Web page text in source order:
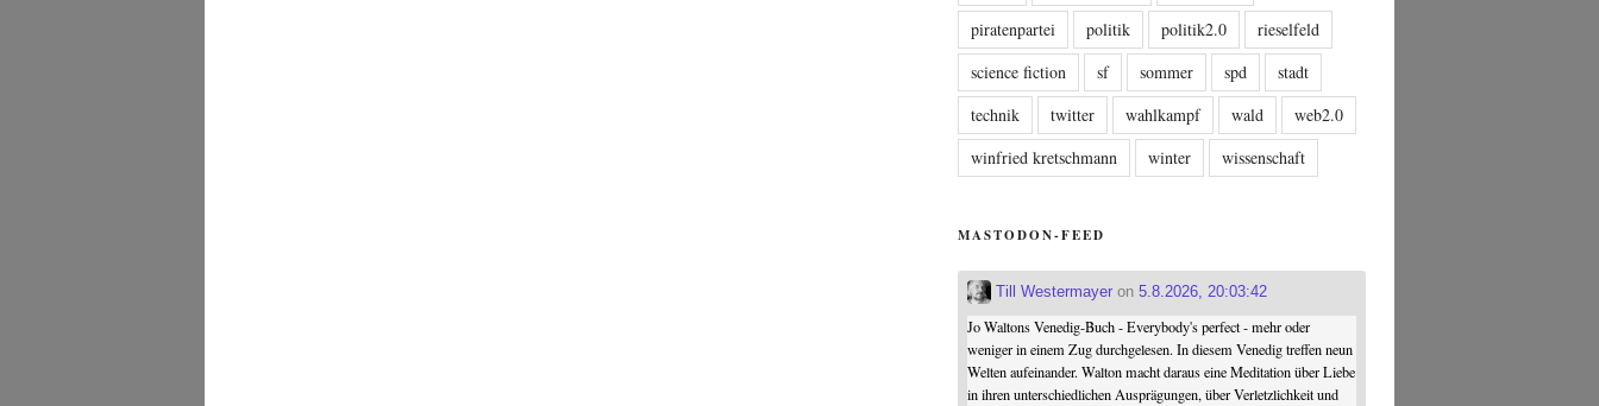
piratenpartei
politik politik2.0
rieselfeld
science fiction
sf sommer spd
stadt
technik
twitter wahlkampf wald
web2.0
winfried kretschmann
winter wissenschaft
MASTODON-FEED
Till Westermayer on5.8.2026, 20:03:42
Jo Waltons Venedig-Buch - Everybody's perfect - mehr oder
weniger in einem Zug durchgelesen. In diesem Venedig treffen neun
Welten aufeinander. Walton macht daraus eine Meditation über Liebe
in ihren unterschiedlichen Ausprägungen, über Verletzlichkeit und